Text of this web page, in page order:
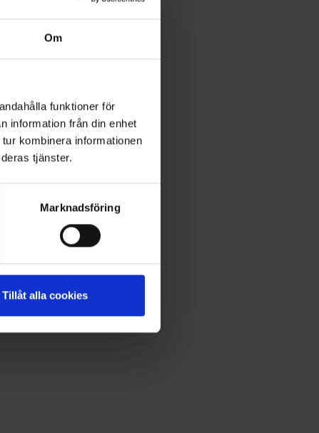
Om
funktioner för
information från din enhet
kombinera informationen
tjänster.
Marknadsföring
Tillåt alla cookies